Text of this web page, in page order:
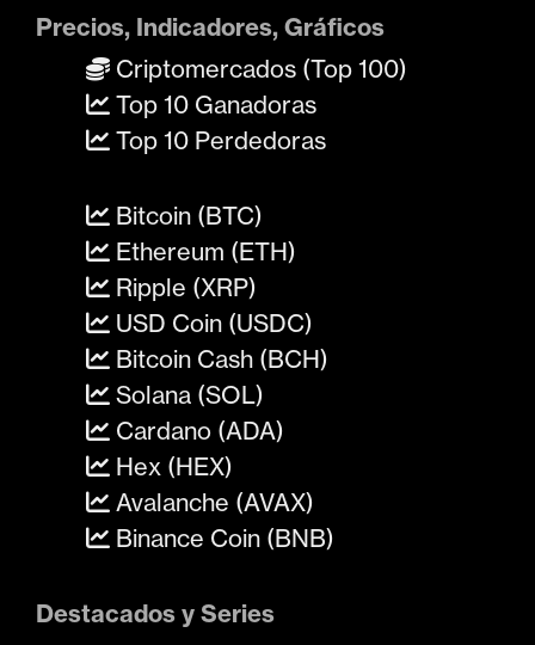
Precios, Indicadores, Gráficos
Criptomercados (Top 100)
Top 10 Ganadoras
Top 10 Perdedoras
Bitcoin (BTC)
Ethereum (ETH)
Ripple (XRP)
USD Coin (USDC)
Bitcoin Cash (BCH)
Solana (SOL)
Cardano (ADA)
Hex (HEX)
Avalanche (AVAX)
Binance Coin (BNB)
Destacados y Series